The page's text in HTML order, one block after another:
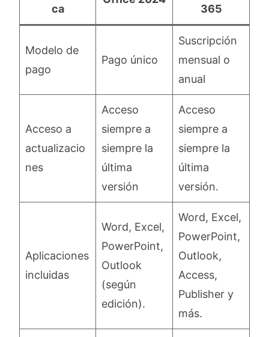
ca
365
Modelo de
pago
Pago único
Suscripción
mensual o
anual
Acceso a
actualizacio
nes
Acceso
siempre a
siempre la
última
versión
Acceso
siempre a
siempre la
última
versión.
Aplicaciones
incluidas
Word, Excel,
PowerPoint,
Outlook
(según
edición).
Word, Excel,
PowerPoint,
Outlook,
Access,
Publisher y
más.